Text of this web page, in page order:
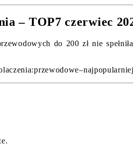
– TOP7 czerwiec
do 200 zł nie